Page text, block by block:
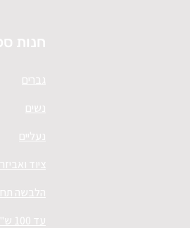
חנות
גברים
נשים
נעליים
ציוד
הלבשה
עד 100 ש"ח